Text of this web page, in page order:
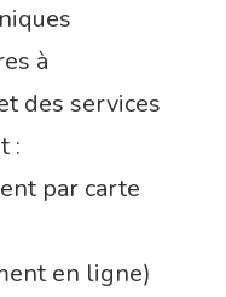
à
des services
:
par carte
en ligne)